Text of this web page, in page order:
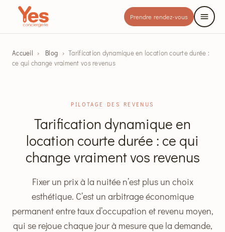
Prendre rendez-vous
Accueil › Blog › Tarification dynamique en location courte durée :
ce qui change vraiment vos revenus
PILOTAGE DES REVENUS
Tarification dynamique en
location courte durée : ce qui
change vraiment vos revenus
Fixer un prix à la nuitée n’est plus un choix
esthétique. C’est un arbitrage économique
permanent entre taux d’occupation et revenu moyen,
qui se rejoue chaque jour à mesure que la demande,